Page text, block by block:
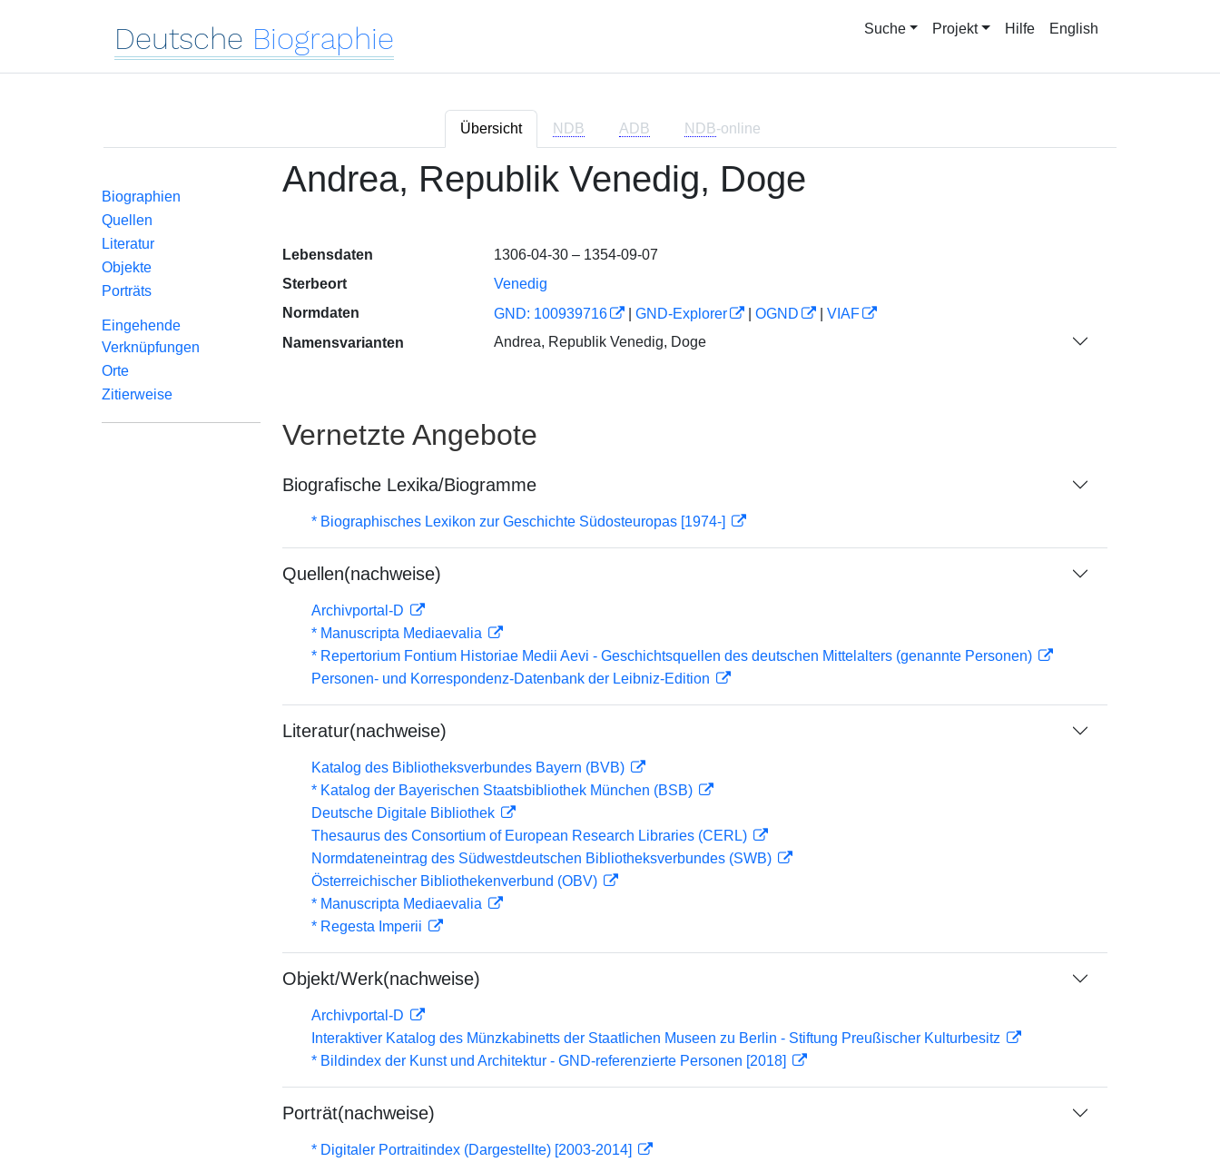
Deutsche Biographie Suche Projekt Hilfe English
Übersicht NDB ADB NDB-online
Biographien
Quellen
Literatur
Objekte
Porträts
Eingehende
Verknüpfungen
Orte
Zitierweise
Andrea, Republik Venedig, Doge
Lebensdaten
1306-04-30 – 1354-09-07
Sterbeort
Venedig
Normdaten
GND: 100939716 GND-Explorer OGND
VIAF
Namensvarianten
Andrea, Republik Venedig, Doge
Vernetzte Angebote
Biografische Lexika/Biogramme
* Biographisches Lexikon zur Geschichte Südosteuropas [1974-]
Quellen(nachweise)
Archivportal-D
* Manuscripta Mediaevalia
* Repertorium Fontium Historiae Medii Aevi - Geschichtsquellen des deutschen Mittelalters (genannte Personen)
Personen- und Korrespondenz-Datenbank der Leibniz-Edition
Literatur(nachweise)
Katalog des Bibliotheksverbundes Bayern (BVB)
* Katalog der Bayerischen Staatsbibliothek München (BSB)
Deutsche Digitale Bibliothek
Thesaurus des Consortium of European Research Libraries (CERL)
Normdateneintrag des Südwestdeutschen Bibliotheksverbundes (SWB)
Österreichischer Bibliothekenverbund (OBV)
* Manuscripta Mediaevalia
* Regesta Imperii
Objekt/Werk(nachweise)
Archivportal-D
Interaktiver Katalog des Münzkabinetts der Staatlichen Museen zu Berlin - Stiftung Preußischer Kulturbesitz
* Bildindex der Kunst und Architektur - GND-referenzierte Personen [2018]
Porträt(nachweise)
* Digitaler Portraitindex (Dargestellte) [2003-2014]